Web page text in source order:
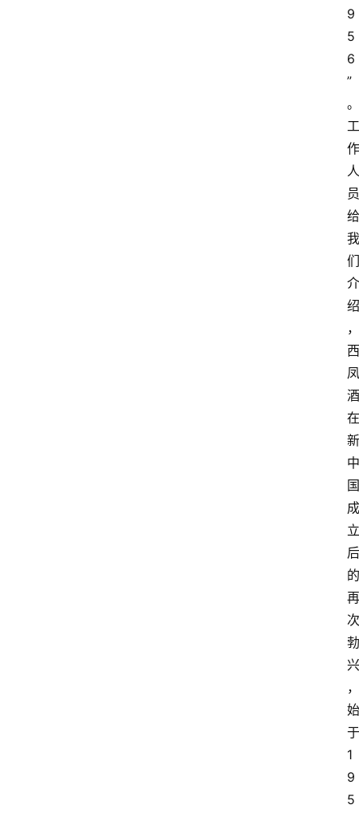
9
5
6
”
。
工
作
人
员
给
我
们
介
绍
，
西
凤
酒
在
新
中
国
成
立
后
的
再
次
勃
兴
，
始
于
1
9
5